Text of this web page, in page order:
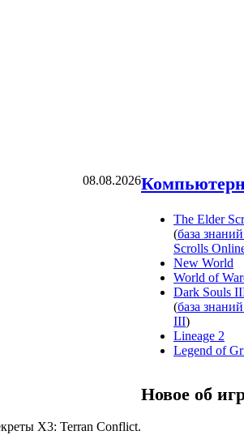
08.08.2026
X3: Terran Conflict.
The Elder
(база
Scrolls
New World
World of
Dark Souls
(база
III)
Lineage 2
Legend of
Новое об